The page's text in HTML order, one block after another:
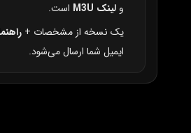
و لینک M3U
است.
یک نسخه از مشخصات +
ایمیل شما ارسال می‌شود.